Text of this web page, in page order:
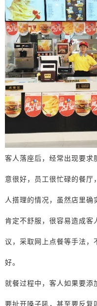
客人落座后，经常出现要求
意很好，员工很忙碌的餐厅
人搭理的情况，虽然店里确
肯定不舒服，很容易造成客
议，采取网上点餐等手法，
好。
就餐过程中，客人如果要添
要扯开嗓子吼，甚至要反复